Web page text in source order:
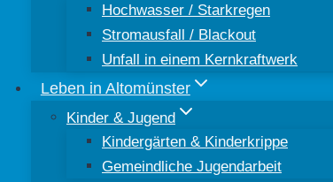
Hochwasser / Starkregen
Stromausfall / Blackout
Unfall in einem Kernkraftwerk
Leben in Altomünster
Kinder & Jugend
Kindergärten & Kinderkrippe
Gemeindliche Jugendarbeit